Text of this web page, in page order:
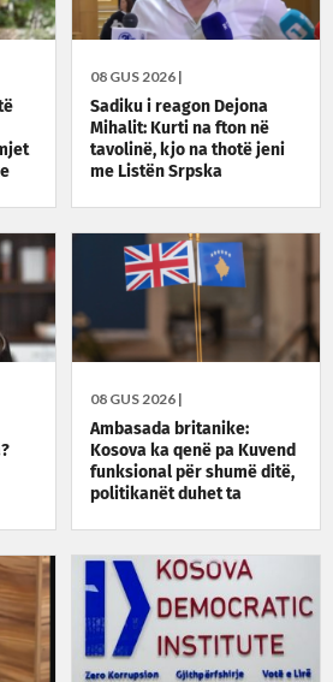
08 GUS 2026 |
Sadiku i reagon Dejona
Mihalit: Kurti na fton në
tavolinë, kjo na thotë jeni
me Listën Srpska
08 GUS 2026 |
Ambasada britanike:
Kosova ka qenë pa Kuvend
funksional për shumë ditë,
politikanët duhet ta